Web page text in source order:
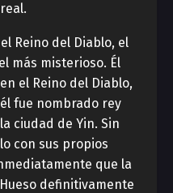
Reino del Diablo, el
más misterioso. Él
el Reino del Diablo,
fue nombrado rey
ciudad de Yin. Sin
con sus propios
que la
definitivamente